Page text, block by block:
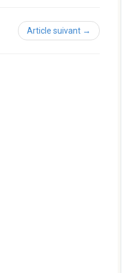
volume.
Article suivant →